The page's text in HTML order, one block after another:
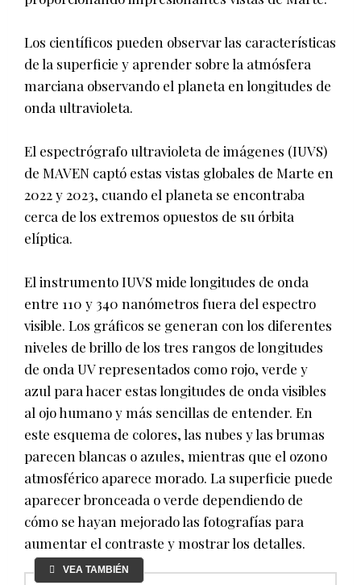
Los científicos pueden observar las características
de la superficie y aprender sobre la atmósfera
marciana observando el planeta en longitudes de
onda ultravioleta.
El espectrógrafo ultravioleta de imágenes (IUVS)
de MAVEN captó estas vistas globales de Marte en
2022 y 2023, cuando el planeta se encontraba
cerca de los extremos opuestos de su órbita
elíptica.
El instrumento IUVS mide longitudes de onda
entre 110 y 340 nanómetros fuera del espectro
visible. Los gráficos se generan con los diferentes
niveles de brillo de los tres rangos de longitudes
de onda UV representados como rojo, verde y
azul para hacer estas longitudes de onda visibles
al ojo humano y más sencillas de entender. En
este esquema de colores, las nubes y las brumas
parecen blancas o azules, mientras que el ozono
atmosférico aparece morado. La superficie puede
aparecer bronceada o verde dependiendo de
cómo se hayan mejorado las fotografías para
aumentar el contraste y mostrar los detalles.
VEA TAMBIÉN